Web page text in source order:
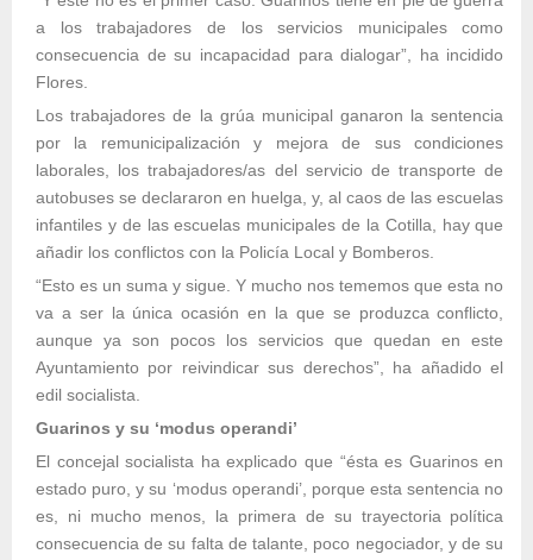
a los trabajadores de los servicios municipales como
consecuencia de su incapacidad para dialogar”, ha incidido
Flores.
Los trabajadores de la grúa municipal ganaron la sentencia
por la remunicipalización y mejora de sus condiciones
laborales, los trabajadores/as del servicio de transporte de
autobuses se declararon en huelga, y, al caos de las escuelas
infantiles y de las escuelas municipales de la Cotilla, hay que
añadir los conflictos con la Policía Local y Bomberos.
“Esto es un suma y sigue. Y mucho nos tememos que esta no
va a ser la única ocasión en la que se produzca conflicto,
aunque ya son pocos los servicios que quedan en este
Ayuntamiento por reivindicar sus derechos”, ha añadido el
edil socialista.
Guarinos y su ‘modus operandi’
El concejal socialista ha explicado que “ésta es Guarinos en
estado puro, y su ‘modus operandi’, porque esta sentencia no
es, ni mucho menos, la primera de su trayectoria política
consecuencia de su falta de talante, poco negociador, y de su